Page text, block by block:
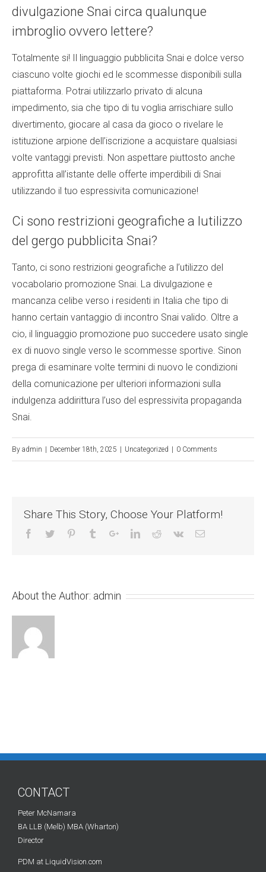
divulgazione Snai circa qualunque
imbroglio ovvero lettere?
Totalmente si! Il linguaggio pubblicita Snai e dolce verso
ciascuno volte giochi ed le scommesse disponibili sulla
piattaforma. Potrai utilizzarlo privato di alcuna
impedimento, sia che tipo di tu voglia arrischiare sullo
divertimento, giocare al casa da gioco o rivelare le
istituzione arpione dell’iscrizione a acquistare qualsiasi
volte vantaggi previsti. Non aspettare piuttosto anche
approfitta all’istante delle offerte imperdibili di Snai
utilizzando il tuo espressivita comunicazione!
Ci sono restrizioni geografiche a lutilizzo
del gergo pubblicita Snai?
Tanto, ci sono restrizioni geografiche a l’utilizzo del
vocabolario promozione Snai. La divulgazione e
mancanza celibe verso i residenti in Italia che tipo di
hanno certain vantaggio di incontro Snai valido. Oltre a
cio, il linguaggio promozione puo succedere usato single
ex di nuovo single verso le scommesse sportive. Sinon
prega di esaminare volte termini di nuovo le condizioni
della comunicazione per ulteriori informazioni sulla
indulgenza addirittura l’uso del espressivita propaganda
Snai.
By admin December 18th, 2025 Uncategorized 0 Comments
Share This Story, Choose Your Platform!
About the Author: admin
CONTACT
Peter McNamara
BA LLB (Melb) MBA (Wharton)
Director
PDM at LiquidVision.com